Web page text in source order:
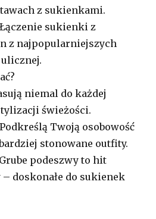
z sukienkami.
sukienki z
z najpopularniejszych
niemal do każdej
świeżości.
Twoją osobowość
stonowane outfity.
podeszwy to hit
doskonałe do sukienek